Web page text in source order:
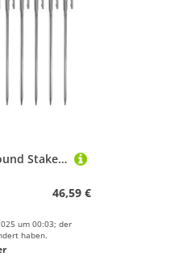
SELVFZ Outdoor Ground Stake Mit Bag Campings
46,59 €
um 00:03; der
haben.